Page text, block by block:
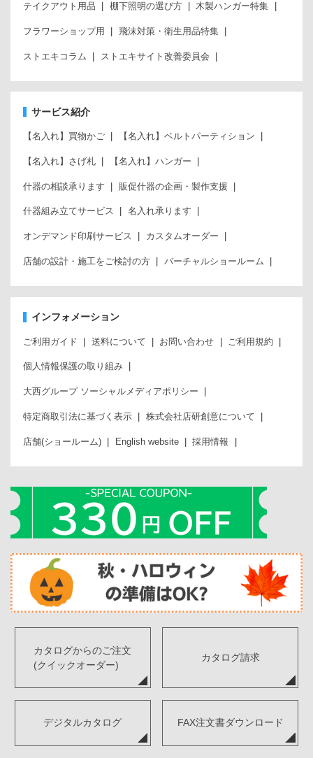
テイクアウト用品 棚下照明の選び方 木製ハンガー特集
フラワーショップ用 飛沫対策・衛生用品特集
ストエキコラム ストエキサイト改善委員会
サービス紹介
【名入れ】買物かご 【名入れ】ベルトパーティション
【名入れ】さげ札 【名入れ】ハンガー
什器の相談承ります 販促什器の企画・製作支援
什器組み立てサービス 名入れ承ります
オンデマンド印刷サービス カスタムオーダー
店舗の設計・施工をご検討の方 バーチャルショールーム
インフォメーション
ご利用ガイド 送料について お問い合わせ ご利用規約
個人情報保護の取り組み
大西グループ ソーシャルメディアポリシー
特定商取引法に基づく表示 株式会社店研創意について
店舗(ショールーム) English website 採用情報
カタログからのご注文
(クイックオーダー)
カタログ請求
デジタルカタログ FAX注文書ダウンロード